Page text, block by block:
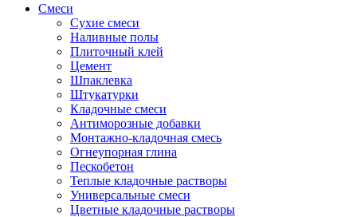
Смеси
Сухие смеси
Наливные полы
Плиточный клей
Цемент
Шпаклевка
Штукатурки
Кладочные смеси
Антиморозные добавки
Монтажно-кладочная смесь
Огнеупорная глина
Пескобетон
Теплые кладочные растворы
Универсальные смеси
Цветные кладочные растворы